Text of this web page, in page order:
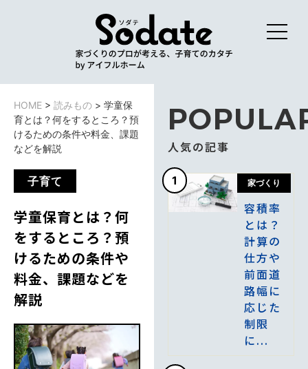
HOME > 読みもの > 学童保
育とは？何をするところ？預
けるための条件や料金、課題
などを解説
子育て
学童保育とは？何
をするところ？預
けるための条件や
料金、課題などを
解説
人気の記事
1 家づくり
容積率
とは？
計算の
仕方や
前面道
路幅に
応じた
制限
に...